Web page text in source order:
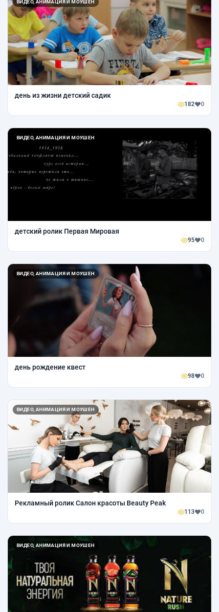
ВИДЕО, АНИМАЦИЯ И МОУШЕН
день из жизни детский садик
182 0
ВИДЕО, АНИМАЦИЯ И МОУШЕН
детский ролик Первая Мировая
95 0
ВИДЕО, АНИМАЦИЯ И МОУШЕН
день рождение квест
98 0
ВИДЕО, АНИМАЦИЯ И МОУШЕН
Рекламный ролик Салон красоты Beauty Peak
113 0
ВИДЕО, АНИМАЦИЯ И МОУШЕН